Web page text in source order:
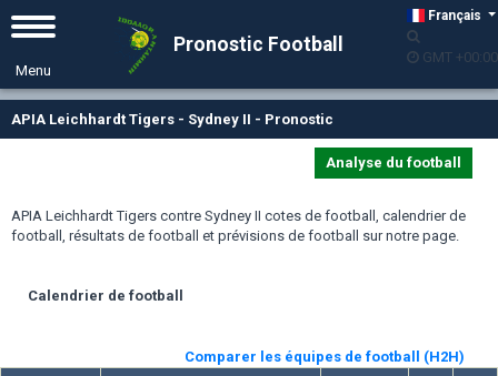
Français
GMT +00:00
Pronostic Football
APIA Leichhardt Tigers - Sydney II - Pronostic
Analyse du football
APIA Leichhardt Tigers contre Sydney II cotes de football, calendrier de
football, résultats de football et prévisions de football sur notre page.
Calendrier de football
Comparer les équipes de football (H2H)